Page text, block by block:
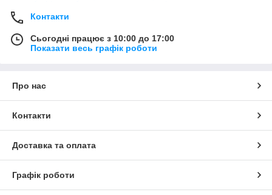
Контакти
Сьогодні працює з 10:00 до 17:00
Показати весь графік роботи
Про нас
Контакти
Доставка та оплата
Графік роботи